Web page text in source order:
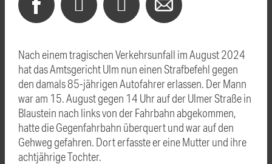
Nach einem tragischen Verkehrsunfall im August 2024
hat das Amtsgericht Ulm nun einen Strafbefehl gegen
den damals 85-jährigen Autofahrer erlassen. Der Mann
war am 15. August gegen 14 Uhr auf der Ulmer Straße in
Blaustein nach links von der Fahrbahn abgekommen,
hatte die Gegenfahrbahn überquert und war auf den
Gehweg gefahren. Dort erfasste er eine Mutter und ihre
achtjährige Tochter.